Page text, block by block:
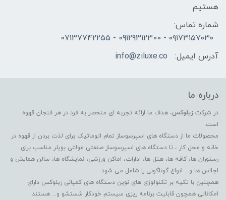
هستیم
شماره تماس:
۰۹۱۷۳۱۵۷۰۳۰ - 09129312300 - 07137742255
آدرس ایمیل:
info@ziluxe.co
درباره ما
در شرکت زیلوکس، هدف ما ارائه تجربه ای منحصر به فرد در هر فنجان قهوه
است.
محصولات ما از دستگاه های اسپرسوساز تمام اتوماتیک برای لذت بردن از قهوه در
خانه و محل کار ، تا دستگاه های اسپرسوساز صنعتی مولتی بویلر مناسب برای
رستوران ها، کافه ها، هتل ها، ادارات، اماکن ورزشی، نمایشگاه ها، سالن همایش و
اجلاس ها و... انواع گوناگونی را شامل می شود.
همچنین با تکیه بر تکنولوژی های نوین دستگاه های کمپانی زیلوکس دارای
امکاناتی همچون قابلیت برنامه ریزی سیستم خودکار شستشو و... هستند.